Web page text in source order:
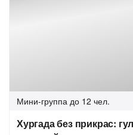
Мини-группа до 12 чел.
Хургада без прикрас: